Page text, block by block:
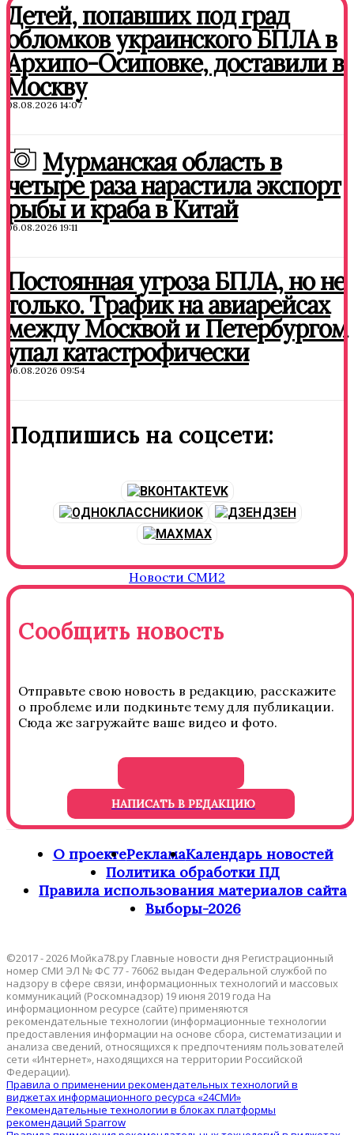
Детей, попавших под град
обломков украинского БПЛА в
Архипо-Осиповке, доставили в
Москву
08.08.2026 14:07
Мурманская область в
четыре раза нарастила экспорт
рыбы и краба в Китай
06.08.2026 19:11
Постоянная угроза БПЛА, но не
только. Трафик на авиарейсах
между Москвой и Петербургом
упал катастрофически
06.08.2026 09:54
Подпишись на соцсети:
VK
OK
ДЗЕН
MAX
Новости СМИ2
Сообщить новость
Отправьте свою новость в редакцию, расскажите
о проблеме или подкиньте тему для публикации.
Сюда же загружайте ваше видео и фото.
НАПИСАТЬ В РЕДАКЦИЮ
О проектеРекламаКалендарь новостей
Политика обработки ПД
Правила использования материалов сайта
Выборы-2026
©2017 - 2026 Мойка78.ру Главные новости дня Регистрационный
номер СМИ ЭЛ № ФС 77 - 76062 выдан Федеральной службой по
надзору в сфере связи, информационных технологий и массовых
коммуникаций (Роскомнадзор) 19 июня 2019 года На
информационном ресурсе (сайте) применяются
рекомендательные технологии (информационные технологии
предоставления информации на основе сбора, систематизации и
анализа сведений, относящихся к предпочтениям пользователей
сети «Интернет», находящихся на территории Российской
Федерации).
Правила о применении рекомендательных технологий в
виджетах информационного ресурса «24СМИ»
Рекомендательные технологии в блоках платформы
рекомендаций Sparrow